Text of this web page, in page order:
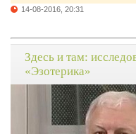
14-08-2016, 20:31
Здесь и там:
«Эзотерика»